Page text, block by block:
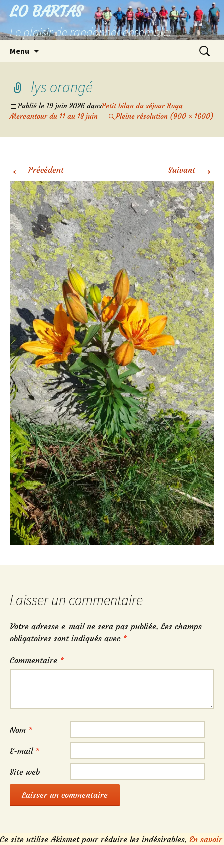
Aller
au
contenu
LO BARTAS
Le plaisir de randonner ensemble!
Menu
lys orangé
Publié le 19 juin 2026 dansPetit bilan du séjour Roya-
Mercantour du 11 au 18 juin
Pleine résolution (900 × 1600)
← Précédent Suivant →
Laisser un commentaire
Votre adresse e-mail ne sera pas publiée. Les champs
obligatoires sont indiqués avec *
Commentaire *
Nom *
E-mail *
Site web
Ce site utilise Akismet pour réduire les indésirables. En savoir